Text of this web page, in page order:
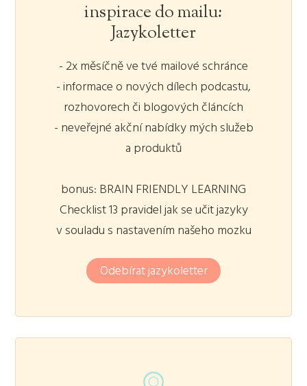
inspirace do mailu:
Jazykoletter
- 2x měsíčně ve tvé mailové schránce
- informace o nových dílech podcastu,
rozhovorech či blogových článcích
- neveřejné akční nabídky mých služeb
a produktů
bonus: BRAIN FRIENDLY LEARNING
Checklist 13 pravidel jak se učit jazyky
v souladu s nastavením našeho mozku
Odebírat jazykoletter